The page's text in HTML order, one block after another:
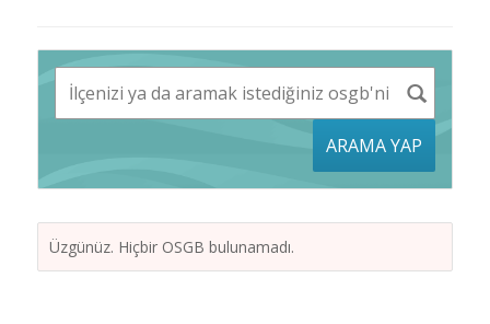
ARAMA YAP
Üzgünüz. Hiçbir OSGB bulunamadı.